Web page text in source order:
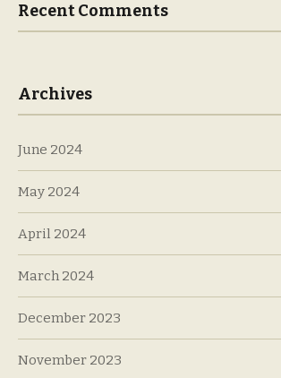
Recent Comments
Archives
June 2024
May 2024
April 2024
March 2024
December 2023
November 2023